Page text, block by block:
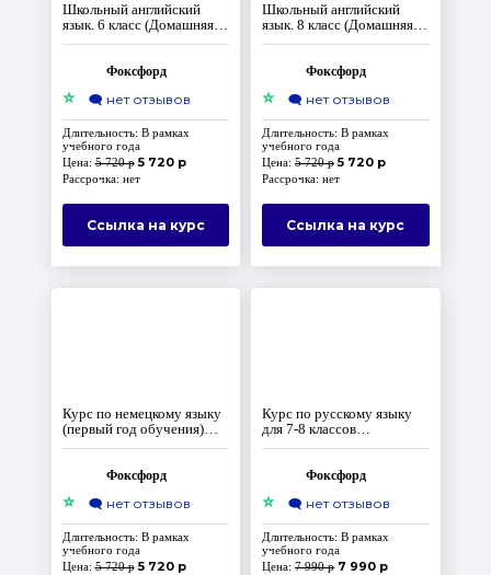
Школьный английский
язык. 6 класс (Домашняя
школа)
Фоксфорд
⭐ 🗨️ нет отзывов
Длительность: В рамках
учебного года
Цена:5 720 р 5 720 р
Рассрочка: нет
Ссылка на курс
Школьный английский
язык. 8 класс (Домашняя
школа)
Фоксфорд
⭐ 🗨️ нет отзывов
Длительность: В рамках
учебного года
Цена: 5 720 р 5 720 р
Рассрочка: нет
Ссылка на курс
Курс по немецкому языку
(первый год обучения)
(Домашняя школа)
Фоксфорд
⭐ 🗨️ нет отзывов
Длительность: В рамках
учебного года
Цена:5 720 р 5 720 р
Курс по русскому языку
для 7-8 классов
(продвинутый уровень).
Фоксфорд
⭐ 🗨️ нет отзывов
Длительность: В рамках
учебного года
Цена: 7 990 р 7 990 р